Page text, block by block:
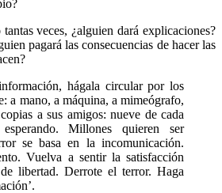
veces, ¿alguien dará explicaciones?
pagará las consecuencias de hacer las
hágala circular por los
a mano, a máquina, a mimeógrafo,
a sus amigos: nueve de cada
Millones quieren ser
se basa en la incomunicación.
Vuelva a sentir la satisfacción
libertad. Derrote el terror. Haga